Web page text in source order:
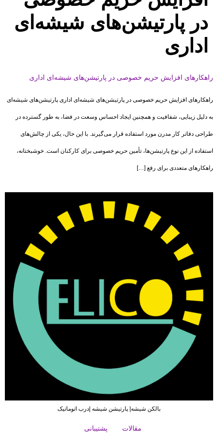
در پارتیشن‌های شیشه‌ای
اداری
راهکارهای افزایش حریم خصوصی در پارتیشن‌های شیشه‌ای اداری
راهکارهای افزایش حریم خصوصی در پارتیشن‌های شیشه‌ای اداری پارتیشن‌های شیشه‌ای
به دلیل زیبایی، شفافیت و همچنین ایجاد احساس وسعت در فضا، به طور گسترده در
طراحی دفاتر کار مدرن مورد استفاده قرار می‌گیرند. با این حال، یکی از چالش‌های
استفاده از این نوع پارتیشن‌ها، تأمین حریم خصوصی برای کارکنان است. خوشبختانه،
راهکارهای متعددی برای رفع […]
بالکن شیشه| پارتیشن شیشه |درب اتوماتیک
مقالات پشتیبانی